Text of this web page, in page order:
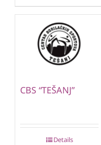
CBS “TEŠANJ”
Details